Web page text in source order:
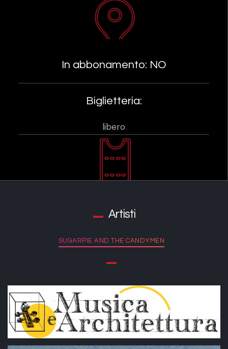
In abbonamento: NO
Biglietteria:
libero
Artisti
SUGARPIE AND THE CANDYMEN